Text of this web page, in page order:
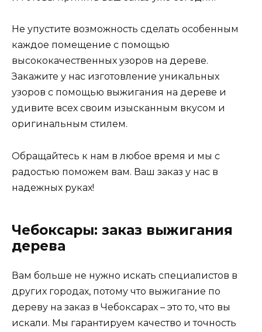
Не упустите возможность сделать особенным
каждое помещение с помощью
высококачественных узоров на дереве.
Закажите у нас изготовление уникальных
узоров с помощью выжигания на дереве и
удивите всех своим изысканным вкусом и
оригинальным стилем.
Обращайтесь к нам в любое время и мы с
радостью поможем вам. Ваш заказ у нас в
надежных руках!
Чебоксары: заказ выжигания
дерева
Вам больше не нужно искать специалистов в
других городах, потому что выжигание по
дереву на заказ в Чебоксарах – это то, что вы
искали. Мы гарантируем качество и точность